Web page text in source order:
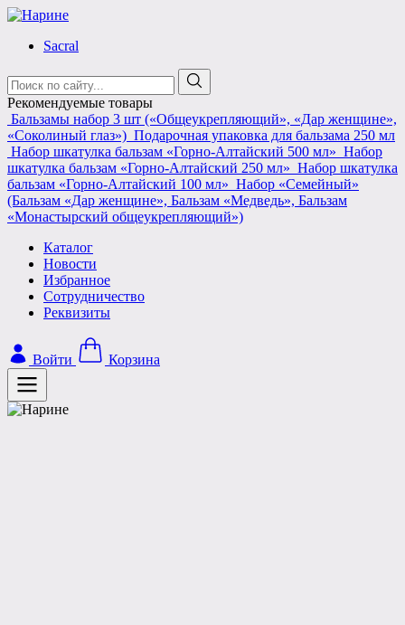
Skip
contentSacral
Поиск:
Рекомендуемые товары
Бальзамы набор 3 шт («Общеукрепляющий», «Дар женщине»,
«Соколиный глаз») Подарочная упаковка для бальзама 250 мл
Набор шкатулка бальзам «Горно-Алтайский 500 мл» Набор
шкатулка бальзам «Горно-Алтайский 250 мл» Набор шкатулка
бальзам «Горно-Алтайский 100 мл» Набор «Семейный»
(Бальзам «Дар женщине», Бальзам «Медведь», Бальзам
«Монастырский общеукрепляющий»)
Каталог
Новости
Избранное
Сотрудничество
Реквизиты
Войти Корзина